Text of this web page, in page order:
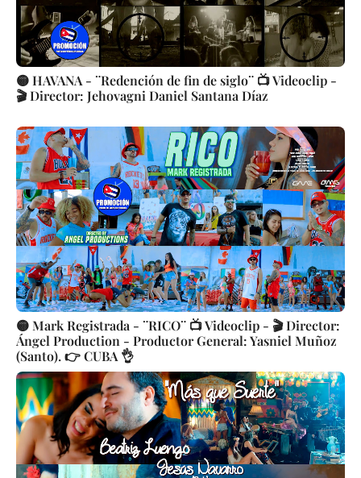
🟡 HAVANA - ¨Redención de fin de siglo¨ 📺 Videoclip -
🎬 Director: Jehovagni Daniel Santana Díaz
🟡 Mark Registrada - ¨RICO¨ 📺 Videoclip - 🎬 Director:
Ángel Production - Productor General: Yasniel Muñoz
(Santo). 👉 CUBA 👌